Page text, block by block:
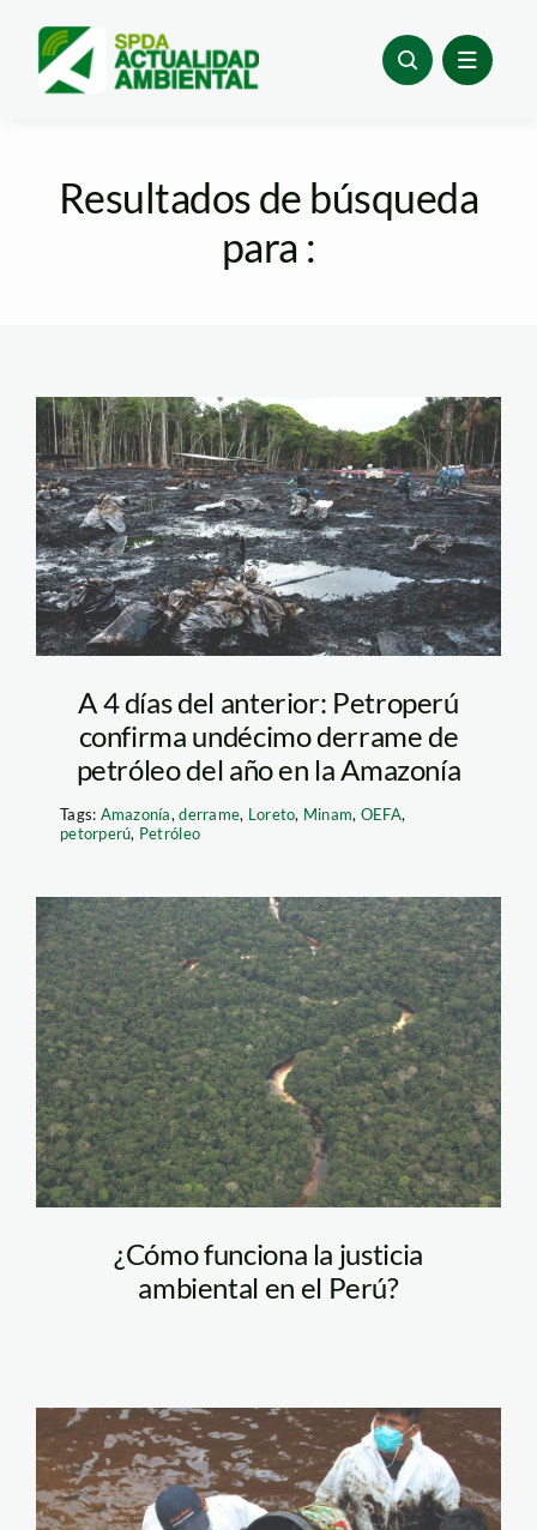
content
Resultados de búsqueda
para :
derrame-el-comercio
A 4 días del anterior: Petroperú
confirma undécimo derrame de
petróleo del año en la Amazonía
Tags: Amazonía,derrame, Loreto, Minam, OEFA,
petorperú, Petróleo
¿Cómo funciona la justicia
ambiental en el Perú?
cuarto derrame